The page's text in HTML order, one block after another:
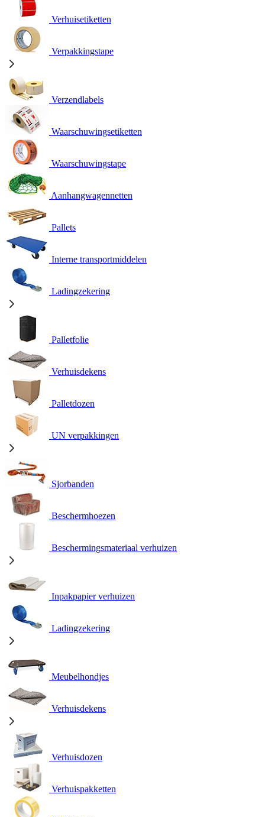
Verhuisetiketten
Verpakkingstape
Verzendlabels
Waarschuwingsetiketten
Waarschuwingstape
Aanhangwagennetten
Pallets
Interne transportmiddelen
Ladingzekering
Palletfolie
Verhuisdekens
Palletdozen
UN verpakkingen
Sjorbanden
Beschermhoezen
Beschermingsmateriaal verhuizen
Inpakpapier verhuizen
Ladingzekering
Meubelhondjes
Verhuisdekens
Verhuisdozen
Verhuispakketten